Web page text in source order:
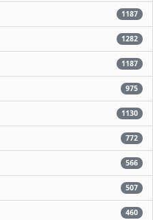
1187
1282
1187
975
1130
772
566
507
460